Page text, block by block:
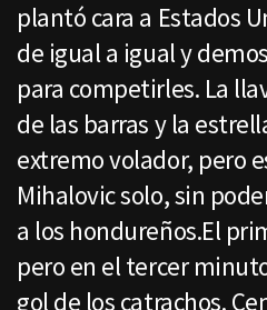
plantó cara a Estados
de igual a igual y
para competirles. La
de las barras y la
extremo volador, pero
Mihalovic solo, sin
a los hondureños.El
pero en el tercer
gol de los catrachos.